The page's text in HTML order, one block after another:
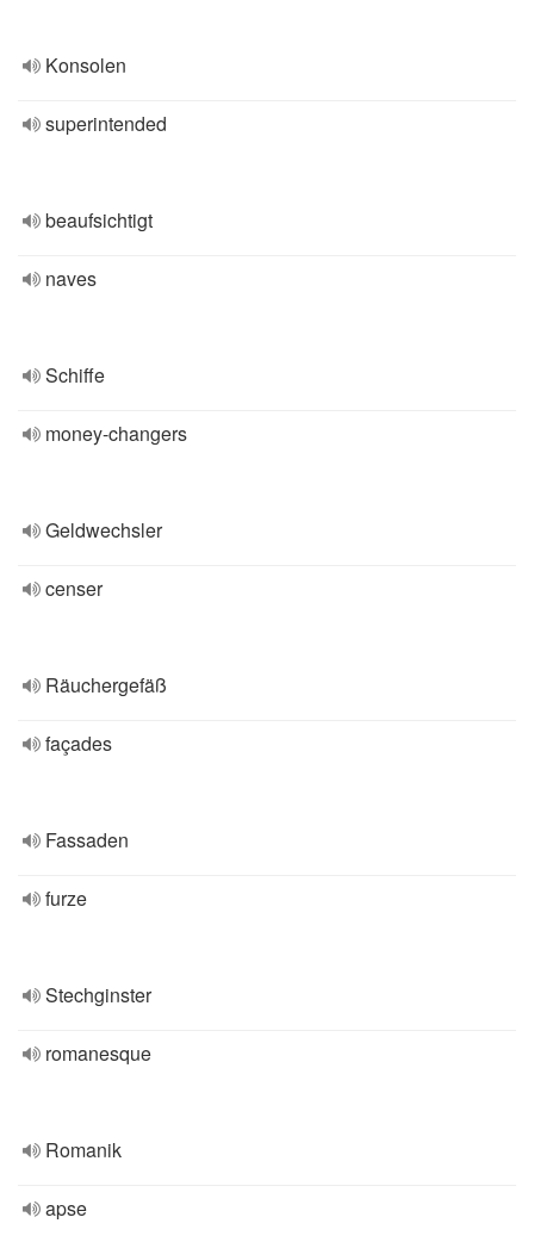
Konsolen
superintended
beaufsichtigt
naves
Schiffe
money-changers
Geldwechsler
censer
Räuchergefäß
façades
Fassaden
furze
Stechginster
romanesque
Romanik
apse